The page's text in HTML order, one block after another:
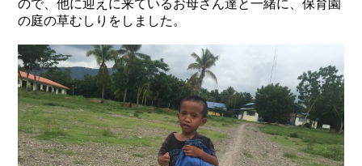
ので、他に迎えに来ているお母さん達と一緒に、保育園
の庭の草むしりをしました。